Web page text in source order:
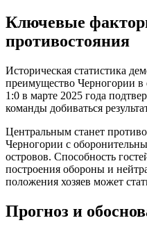
Ключевые
противостояния
Историческая статистика
преимущество Черногории
1:0 в марте 2025 года
команды добиваться
Центральным станет
Черногории с
островов. Способность
построения обороны и
положения хозяев может
Прогноз и